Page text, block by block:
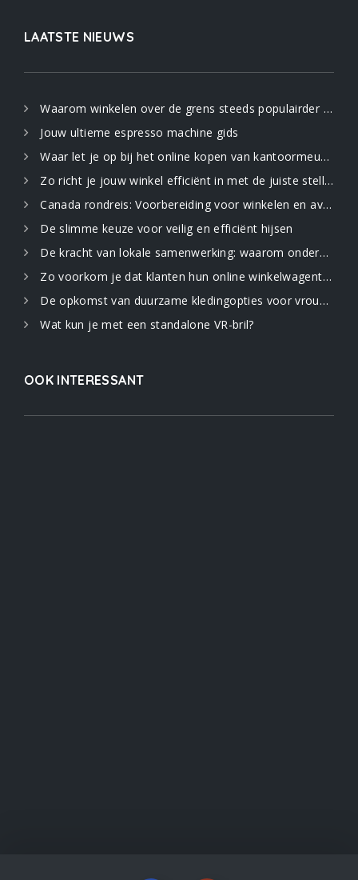
LAATSTE NIEUWS
Waarom winkelen over de grens steeds populairder wordt
Jouw ultieme espresso machine gids
Waar let je op bij het online kopen van kantoormeubilair
Zo richt je jouw winkel efficiënt in met de juiste stellingen
Canada rondreis: Voorbereiding voor winkelen en avontuur in de uitgestrekte natuur
De slimme keuze voor veilig en efficiënt hijsen
De kracht van lokale samenwerking: waarom ondernemers elkaar nodig hebben
Zo voorkom je dat klanten hun online winkelwagentje verlaten: 5 strategieën
De opkomst van duurzame kledingopties voor vrouwen
Wat kun je met een standalone VR-bril?
OOK INTERESSANT